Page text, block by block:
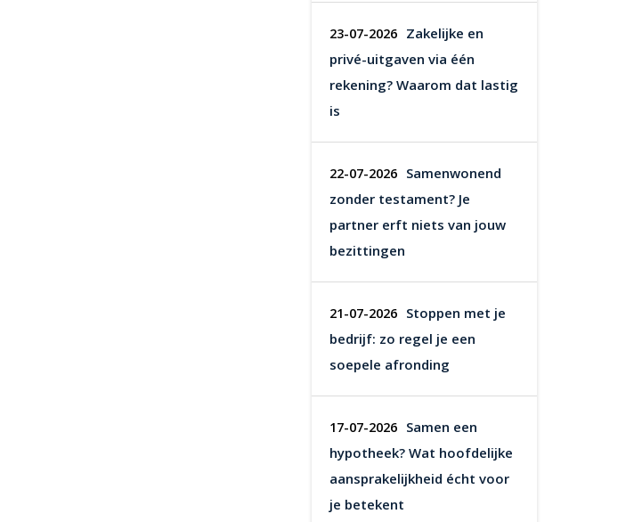
23-07-2026 Zakelijke en
privé-uitgaven via één
rekening? Waarom dat lastig
is
22-07-2026 Samenwonend
zonder testament? Je
partner erft niets van jouw
bezittingen
21-07-2026 Stoppen met je
bedrijf: zo regel je een
soepele afronding
17-07-2026 Samen een
hypotheek? Wat hoofdelijke
aansprakelijkheid écht voor
je betekent